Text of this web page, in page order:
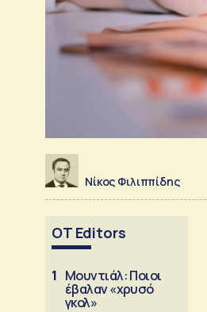
Νίκος Φιλιππίδης
OT Editors
1 Μουντιάλ: Ποιοι
έβαλαν «χρυσό
γκολ»